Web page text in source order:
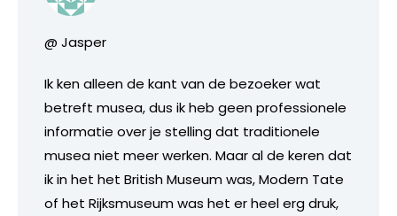
@ Jasper
Ik ken alleen de kant van de bezoeker wat
betreft musea, dus ik heb geen professionele
informatie over je stelling dat traditionele
musea niet meer werken. Maar al de keren dat
ik in het het British Museum was, Modern Tate
of het Rijksmuseum was het er heel erg druk,